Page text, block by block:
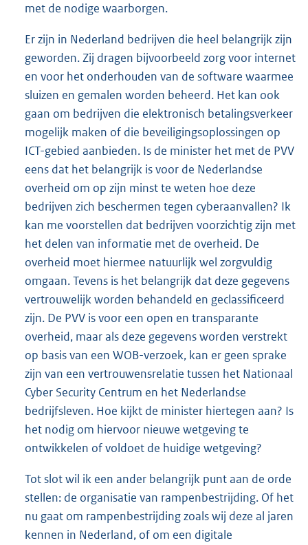
met de nodige waarborgen.
Er zijn in Nederland bedrijven die heel belangrijk zijn
geworden. Zij dragen bijvoorbeeld zorg voor internet
en voor het onderhouden van de software waarmee
sluizen en gemalen worden beheerd. Het kan ook
gaan om bedrijven die elektronisch betalingsverkeer
mogelijk maken of die beveiligingsoplossingen op
ICT-gebied aanbieden. Is de minister het met de PVV
eens dat het belangrijk is voor de Nederlandse
overheid om op zijn minst te weten hoe deze
bedrijven zich beschermen tegen cyberaanvallen? Ik
kan me voorstellen dat bedrijven voorzichtig zijn met
het delen van informatie met de overheid. De
overheid moet hiermee natuurlijk wel zorgvuldig
omgaan. Tevens is het belangrijk dat deze gegevens
vertrouwelijk worden behandeld en geclassificeerd
zijn. De PVV is voor een open en transparante
overheid, maar als deze gegevens worden verstrekt
op basis van een WOB-verzoek, kan er geen sprake
zijn van een vertrouwensrelatie tussen het Nationaal
Cyber Security Centrum en het Nederlandse
bedrijfsleven. Hoe kijkt de minister hiertegen aan? Is
het nodig om hiervoor nieuwe wetgeving te
ontwikkelen of voldoet de huidige wetgeving?
Tot slot wil ik een ander belangrijk punt aan de orde
stellen: de organisatie van rampenbestrijding. Of het
nu gaat om rampenbestrijding zoals wij deze al jaren
kennen in Nederland, of om een digitale